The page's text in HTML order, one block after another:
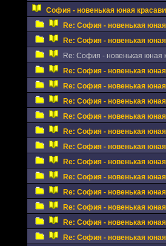
София - новенькая юная
Re: София - новенькая
Re: София - новенькая
Re: София - новенькая юная
Re: София - новенькая
Re: София - новенькая
Re: София - новенькая
Re: София - новенькая
Re: София - новенькая
Re: София - новенькая
Re: София - новенькая
Re: София - новенькая
Re: София - новенькая
Re: София - новенькая
Re: София - новенькая
Re: София - новенькая